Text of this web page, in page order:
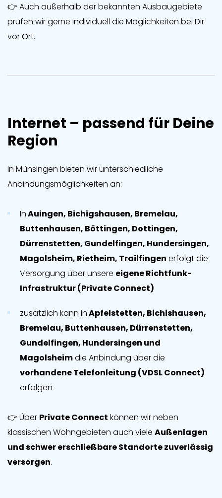
👉 Auch außerhalb der bekannten Ausbaugebiete
prüfen wir gerne individuell die Möglichkeiten bei Dir
vor Ort.
Internet – passend für Deine
Region
In Münsingen bieten wir unterschiedliche
Anbindungsmöglichkeiten an:
InAuingen, Bichigshausen, Bremelau,
Buttenhausen, Böttingen, Dottingen,
Dürrenstetten, Gundelfingen, Hundersingen,
Magolsheim, Rietheim, Trailfingen erfolgt die
Versorgung über unsere eigene Richtfunk-
Infrastruktur (Private Connect)
zusätzlich kann inApfelstetten, Bichishausen,
Bremelau, Buttenhausen, Dürrenstetten,
Gundelfingen, Hundersingen und
Magolsheimdie Anbindung über die
vorhandene Telefonleitung (VDSL Connect)
erfolgen
👉 Über Private Connect können wir neben
klassischen Wohngebieten auch viele Außenlagen
und schwer erschließbare Standorte zuverlässig
versorgen.